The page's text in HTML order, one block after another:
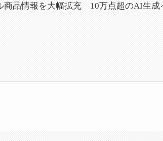
商品情報を大幅拡充 10万点超のAI生成